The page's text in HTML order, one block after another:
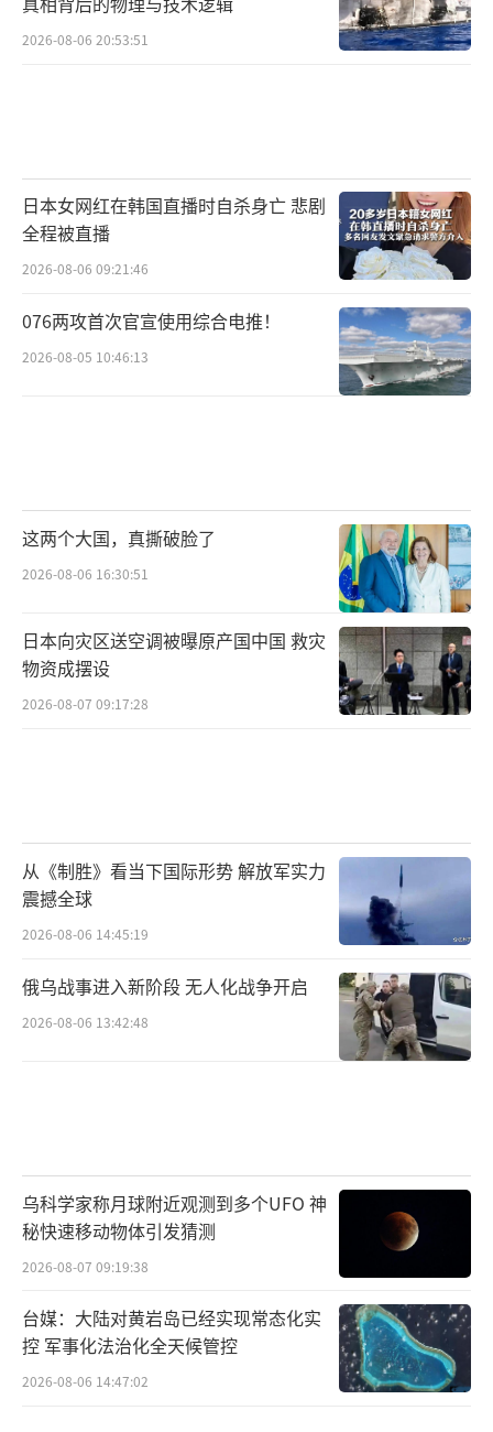
战。事实上，台湾归属中国这一事实已经得到
一系列具有国际法律效力的文件的确认。1943
告》，重申“开罗宣言之条件必将实施”。同
年8月15日，日本宣布接受《波茨坦公告》，无
条件投降。9月2日，日本向中国等同盟国正式
签署投降书，承诺“忠诚履行《波茨坦公告》
各项规定之义务”。1971年，联合国大会第27
58号决议明确界定台湾的唯一身份是“中国台
湾归属问题上，日本只是“理解和尊重”中方
立场，但未“承认”。这完全是日本单方面曲
解国际法文件、篡改政治承诺。高市政府上台
后，宣布加速修订三份重要安保文件，并准备
把原计划2027财年实现的“防卫费占国内生产
总值2%”目标提前两年完成。日本大力发展进
复“大佐”等旧日本军队的军阶用语。
对于来往于中日之间的人士来说，中日关
系陷入僵局才是真正的“存亡危机”。（责任编
辑：卢其龙 CM0882）
2026-08-06 20:53:51
日本女网红在韩国直播时自杀身亡 悲剧
全程被直播
2026-08-06 09:21:46
076两攻首次官宣使用综合电推！
2026-08-05 10:46:13
这两个大国，真撕破脸了
2026-08-06 16:30:51
日本向灾区送空调被曝原产国中国 救灾
物资成摆设
2026-08-07 09:17:28
从《制胜》看当下国际形势 解放军实力
震撼全球
2026-08-06 14:45:19
俄乌战事进入新阶段 无人化战争开启
2026-08-06 13:42:48
乌科学家称月球附近观测到多个UFO 神
秘快速移动物体引发猜测
2026-08-07 09:19:38
台媒：大陆对黄岩岛已经实现常态化实
控 军事化法治化全天候管控
2026-08-06 14:47:02